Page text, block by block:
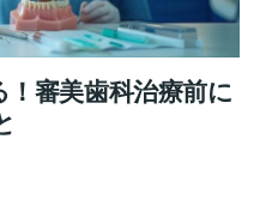
審美歯科治療前に